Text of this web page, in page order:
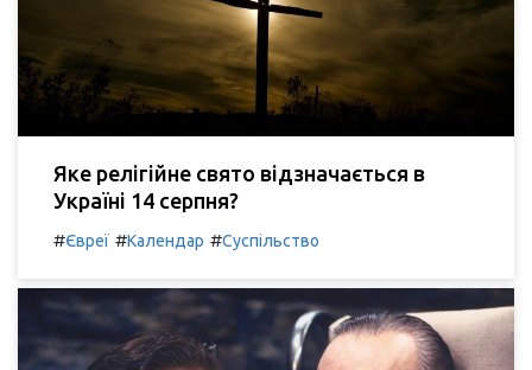
Яке релігійне свято відзначається в
Україні 14 серпня?
#Євреї #Календар #Суспільство